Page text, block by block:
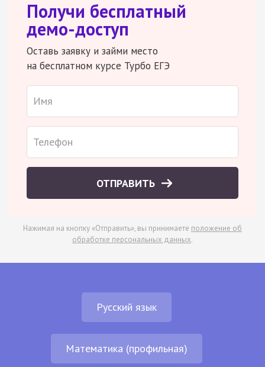
Получи бесплатный
демо-доступ
Оставь заявку и займи место
на бесплатном курсе Турбо ЕГЭ
ОТПРАВИТЬ
Нажимая на кнопку «Отправить», вы принимаете положение об
обработке персональных данных.
Русский язык
Математика (профильная)